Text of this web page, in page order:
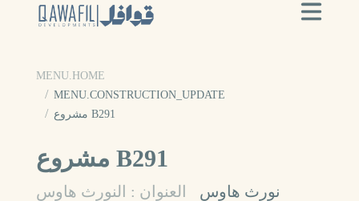
MENU.HOME
MENU.CONSTRUCTION_UPDATE
مشروع B291
مشروع B291
العنوان : النورث هاوس نورث هاوس